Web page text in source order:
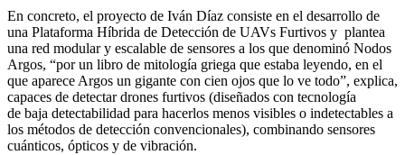
En concreto, el proyecto de Iván Díaz consiste en el desarrollo de
una Plataforma Híbrida de Detección de UAVs Furtivos y plantea
una red modular y escalable de sensores a los que denominó Nodos
Argos, “por un libro de mitología griega que estaba leyendo, en el
que aparece Argos un gigante con cien ojos que lo ve todo”, explica,
capaces de detectar drones furtivos (diseñados con tecnología
de baja detectabilidad para hacerlos menos visibles o indetectables a
los métodos de detección convencionales), combinando sensores
cuánticos, ópticos y de vibración.